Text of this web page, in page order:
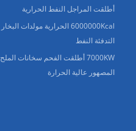
أطلقت المراجل النفط الحرارية
6000000Kcal الحرارية مولدات البخار
التدفئة النفط
7000KW أطلقت الفحم سخانات الملح
المصهور عالية الحرارة